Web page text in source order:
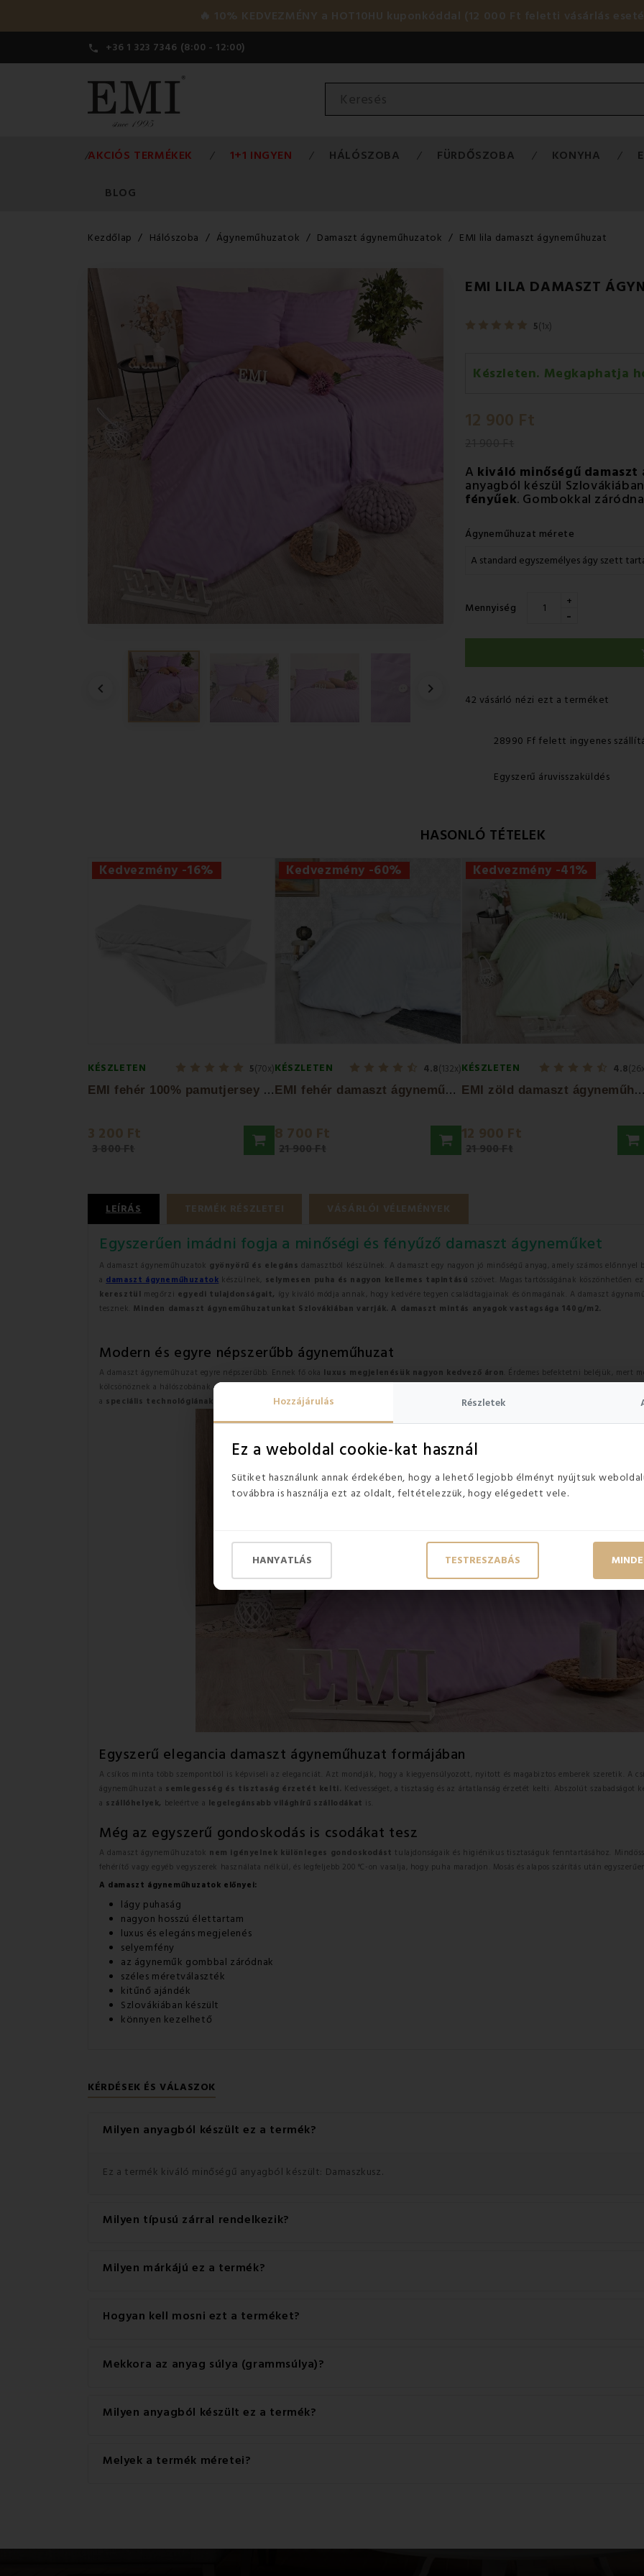
Hozzájárulás Részletek
Ez a weboldal cookie-kat használ
Sütiket használunk annak érdekében, hogy a lehető legjobb élményt nyújtsuk
továbbra is használja ezt az oldalt, feltételezzük, hogy elégedett vele.
HANYATLÁS TESTRESZABÁS
🔥 10% KEDVEZMÉNY a HOT10HU kuponkóddal (12 000 Ft feletti vásárlás
 +36 1 323 7346 (8:00 - 12:00)
AKCIÓS TERMÉKEK 1+1 INGYEN HÁLÓSZOBA FÜRDŐSZOBA KONYHA
BLOG
Kezdőlap Hálószoba Ágyneműhuzatok Damaszt ágyneműhuzatok EMI lila damaszt ágyneműhuzat
 
EMI LILA DAMASZT
5(1x)
Készleten. Megkaphatja
Csütörtök 13.08
12 900 Ft
A kiváló minőségű damaszt
anyagból készül
fényűek. Gombokkal
Ágyneműhuzat mérete
Mennyiség +
-
42 vásárló nézi ezt a terméket
28990 Ff felett ingyenes
Egyszerű áruvisszaküldés
HASONLÓ TÉTELEK
Kedvezmény -16%
KÉSZLETEN 5(70x)
E
MI fehér 100% pamutjersey gumis lepedő
3 200 Ft
3 800 Ft
Kedvezmény -60%
KÉSZLETEN 4.8(132x)
E
MI fehér damaszt ágyneműhuzat
8 700 Ft
21 900 Ft
Kedvezmény -41%
KÉSZLETEN 4.8
E
MI zöld damaszt ágyneműhuzat
12 900 Ft
21 900 Ft
LEÍRÁS TERMÉK RÉSZLETEI VÁSÁRLÓI VÉLEMÉNYEK
Egyszerűen imádni fogja a minőségi és fényűző damaszt ágyneműket
A damaszt ágyneműhuzatok gyönyörű és elegáns damasztból készülnek. A damaszt egy nagyon jó minőségű anyag, amely számos
a damaszt ágyneműhuzatok készülnek, selymesen puha és nagyon kellemes tapintású szövet. Magas tartósságának köszönhetően
keresztül megőrzi egyedi tulajdonságait, így kiváló módja annak, hogy kedvére tegyen családtagjainak és önmagának. A damaszt
tesznek. Minden damaszt ágyneműhuzatunkat Szlovákiában varrják. A damaszt mintás anyagok vastagsága 140g/m2.
Modern és egyre népszerűbb ágyneműhuzat
A damaszt ágyneműhuzat egyre népszerűbb. Ennek fő oka luxus megjelenésük nagyon kedvező áron . Érdemes befektetni beléjük, mert
kölcsönöznek a hálószobának.Az egyszerű elegancia
formájában egy csipet új életet lehel a legátlagosabb
a speciális technológiának és a végső felületkezelésnek köszönhető.
Egyszerű elegancia damaszt ágyneműhuzat formájában
A csíkos minta több szempontból is képviseli az eleganciát. Azt mondják, hogy a kiegyensúlyozott, nyitott és magabiztos emberek szeretik. A
ágyneműhuzat a semlegesség és tisztaság érzetét kelti. Kedvességet, a tisztaság és az ártatlanság érzetét kelti. Abszolút szabadságot
a szállóhelyek, beleértve a legelegánsabb világhírű szállodákat is.
Még az egyszerű gondoskodás is csodákat tesz
A damaszt ágyneműhuzatok nem igényelnek különleges gondoskodást tulajdonságaik és higiénikus tisztaságuk fenntartásához.
fehérítő vagy egyéb vegyszerek használata nélkül, és legfeljebb 200 °C-on vasalja, hogy puha maradjon. Mosás és alapos szárítás után
A damaszt ágyneműhuzatok előnyei:
lágy puhaság
nagyon hosszú élettartam
luxus és elegáns megjelenés
selyemfény
az ágyneműk gombbal záródnak
széles méretválaszték
kitűnő ajándék
Szlovákiában készült
könnyen kezelhető
KÉRDÉSEK ÉS VÁLASZOK
Milyen anyagból készült ez a termék?
Ez a termék kiváló minőségű anyagból készült: Damaszkusz.
Milyen típusú zárral rendelkezik?
Ez a termék praktikus Gombok zárral rendelkezik.
Milyen márkájú ez a termék?
Ez a(z) EMI márka eredeti terméke.
Hogyan kell mosni ezt a terméket?
A legjobb eredmény érdekében javasoljuk, hogy a terméket 60°C-on mossa.
Mekkora az anyag súlya (grammsúlya)?
A termékhez használt anyag súlya 140 g/m2.
Milyen anyagból készült ez a termék?
Ez a termék kiváló minőségű anyagból készült: 100% pamut.
Melyek a termék méretei?
telefonon.